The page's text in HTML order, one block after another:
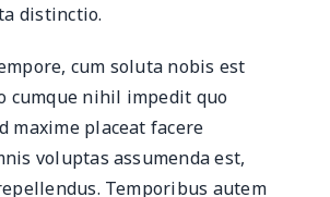
distinctio.
cum soluta nobis est
cumque nihil impedit quo
maxime placeat facere
voluptas assumenda est,
Temporibus autem